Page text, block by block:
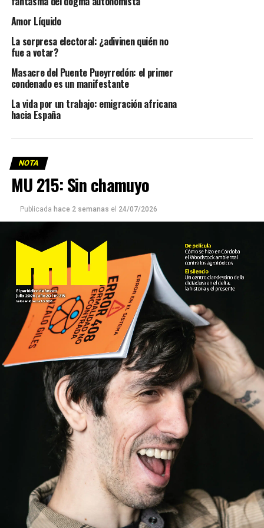
Amor Líquido
La sorpresa electoral: ¿adivinen quién no
fue a votar?
Masacre del Puente Pueyrredón: el primer
condenado es un manifestante
La vida por un trabajo: emigración africana
hacia España
NOTA
MU 215: Sin chamuyo
Publicada hace 2 semanas el 24/07/2026